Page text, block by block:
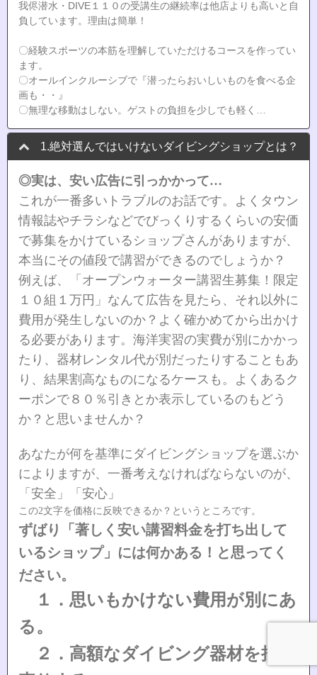
我侭潜水・DIVE１１０の受講生の継続率は他店よりも高いと自
負しています。理由は簡単！
〇経験スポーツの本筋を理解していただけるコースを作ってい
ます。
〇オールインクルーシブで『潜ったらおいしいものを食べる企
画も・・』
〇無理な移動はしない。ゲストの負担を少しでも軽く…
1.絶対選んではいけないダイビングショップとは？
◎実は、安い広告に引っかかって…
これが一番多いトラブルのお話です。よくタウン
情報誌やチラシなどでびっくりするくらいの安価
で募集をかけているショップさんがありますが、
本当にその値段で講習ができるのでしょうか？
例えば、「オープンウォーター講習生募集！限定
１０組１万円」なんて広告を見たら、それ以外に
費用が発生しないのか？よく確かめてから出かけ
る必要があります。海洋実習の実費が別にかかっ
たり、器材レンタル代が別だったりすることもあ
り、結果割高なものになるケースも。よくあるク
ーポンで８０％引きとか表示しているのもどう
か？と思いませんか？
あなたが何を基準にダイビングショップを選ぶか
によりますが、一番考えなければならないのが、
「安全」「安心」
この2文字を価格に反映できるか？というところです。
ずばり「著しく安い講習料金を打ち出して
いるショップ」には何かある！と思ってく
ださい。
１．思いもかけない費用が別にあ
る。
２．高額なダイビング器材を押し